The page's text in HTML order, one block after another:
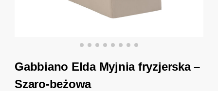
Gabbiano Elda Myjnia fryzjerska –
Szaro-beżowa